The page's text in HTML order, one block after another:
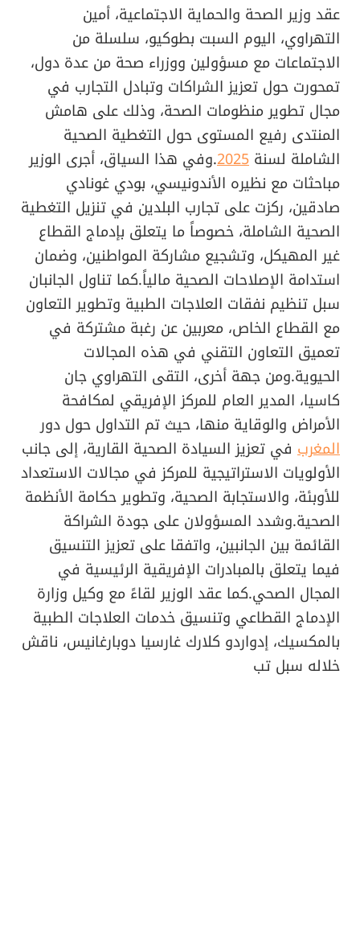
عقد وزير الصحة والحماية الاجتماعية، أمين
التهراوي، اليوم السبت بطوكيو، سلسلة من
الاجتماعات مع مسؤولين ووزراء صحة من عدة دول،
تمحورت حول تعزيز الشراكات وتبادل التجارب في
مجال تطوير منظومات الصحة، وذلك على هامش
المنتدى رفيع المستوى حول التغطية الصحية
الشاملة لسنة 2025.وفي هذا السياق، أجرى الوزير
مباحثات مع نظيره الأندونيسي، بودي غونادي
صادقين، ركزت على تجارب البلدين في تنزيل التغطية
الصحية الشاملة، خصوصاً ما يتعلق بإدماج القطاع
غير المهيكل، وتشجيع مشاركة المواطنين، وضمان
استدامة الإصلاحات الصحية مالياً.كما تناول الجانبان
سبل تنظيم نفقات العلاجات الطبية وتطوير التعاون
مع القطاع الخاص، معربين عن رغبة مشتركة في
تعميق التعاون التقني في هذه المجالات
الحيوية.ومن جهة أخرى، التقى التهراوي جان
كاسيا، المدير العام للمركز الإفريقي لمكافحة
الأمراض والوقاية منها، حيث تم التداول حول دور
المغرب في تعزيز السيادة الصحية القارية، إلى جانب
الأولويات الاستراتيجية للمركز في مجالات الاستعداد
للأوبئة، والاستجابة الصحية، وتطوير حكامة الأنظمة
الصحية.وشدد المسؤولان على جودة الشراكة
القائمة بين الجانبين، واتفقا على تعزيز التنسيق
فيما يتعلق بالمبادرات الإفريقية الرئيسية في
المجال الصحي.كما عقد الوزير لقاءً مع وكيل وزارة
الإدماج القطاعي وتنسيق خدمات العلاجات الطبية
بالمكسيك، إدواردو كلارك غارسيا دوبارغانيس، ناقش
خلاله سبل تب